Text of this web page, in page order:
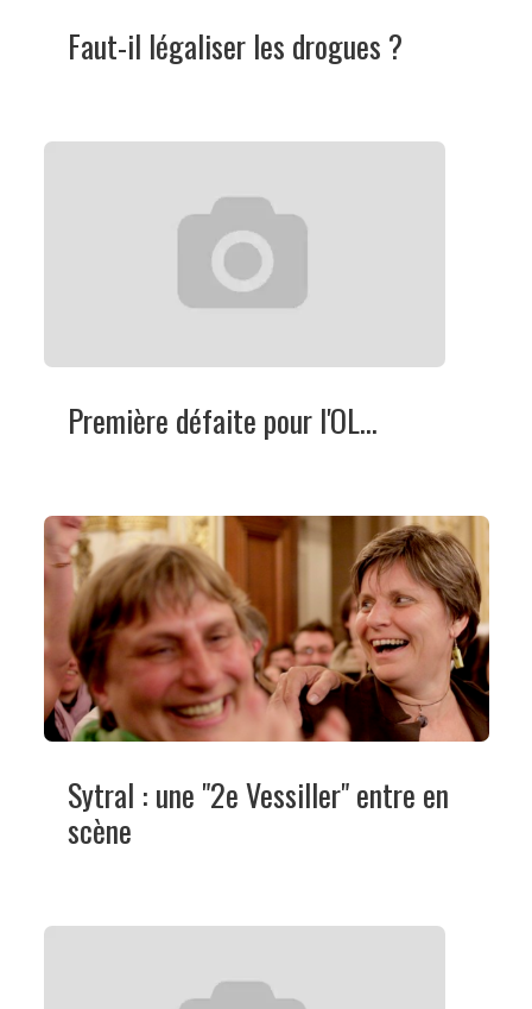
Faut-il légaliser les drogues ?
Première défaite pour l'OL...
Sytral : une "2e Vessiller" entre en
scène